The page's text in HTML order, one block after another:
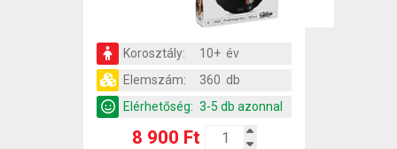
Korosztály:
10+ év
Elemszám:
360 db
Elérhetőség: 3-5 db azonnal
8 900 Ft